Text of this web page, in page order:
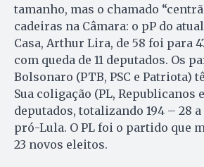
tamanho, mas o chamado
cadeiras na Câmara: o pP do
Casa, Arthur Lira, de 58 foi para
com queda de 11 deputados. Os
Bolsonaro (PTB, PSC e Patriota)
Sua coligação (PL, Republicanos
deputados, totalizando 194 – 28
pró-Lula. O PL foi o partido que
23 novos eleitos.